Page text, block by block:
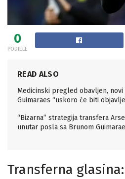
0
PODJELE
READ ALSO
Medicinski pregled obavljen,
Guimaraes “uskoro će biti
“Bizarna” strategija transfera
unutar posla sa Brunom
Transferna